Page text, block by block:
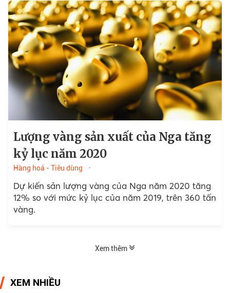
Lượng vàng sản xuất của Nga tăng
kỷ lục năm 2020
Hàng hoá - Tiêu dùng
Dự kiến sản lượng vàng của Nga năm 2020 tăng
12% so với mức kỷ lục của năm 2019, trên 360 tấn
vàng.
Xem thêm
XEM NHIỀU